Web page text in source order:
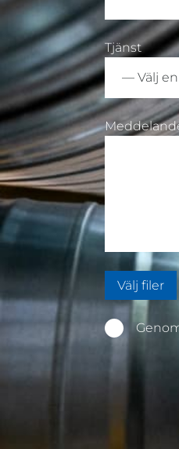
Tjänst
Välj filer